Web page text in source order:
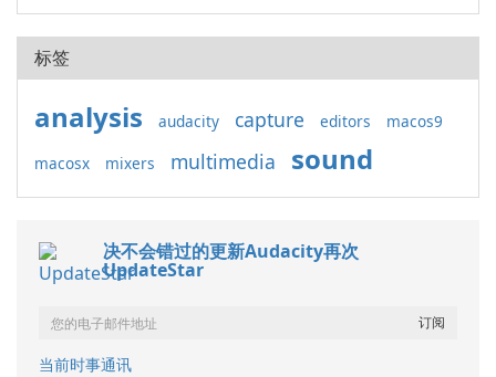
标签
analysis audacity capture editors
macos9
macosx
mixers multimedia sound
决不会错过的更新Audacity再次
UpdateStar
当前时事通讯